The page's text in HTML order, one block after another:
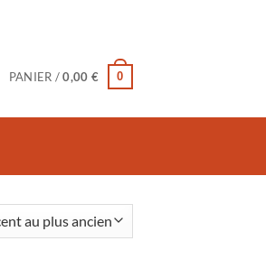
PANIER /0,00 € 0